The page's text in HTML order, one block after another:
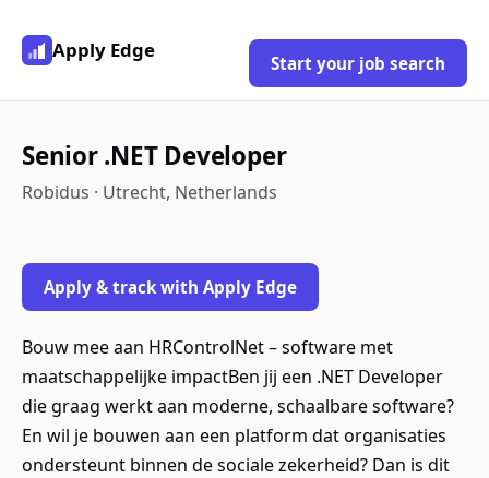
Apply Edge
Start your job search
Senior .NET Developer
Robidus · Utrecht, Netherlands
Apply & track with Apply Edge
Bouw mee aan HRControlNet – software met
maatschappelijke impactBen jij een .NET Developer
die graag werkt aan moderne, schaalbare software?
En wil je bouwen aan een platform dat organisaties
ondersteunt binnen de sociale zekerheid? Dan is dit